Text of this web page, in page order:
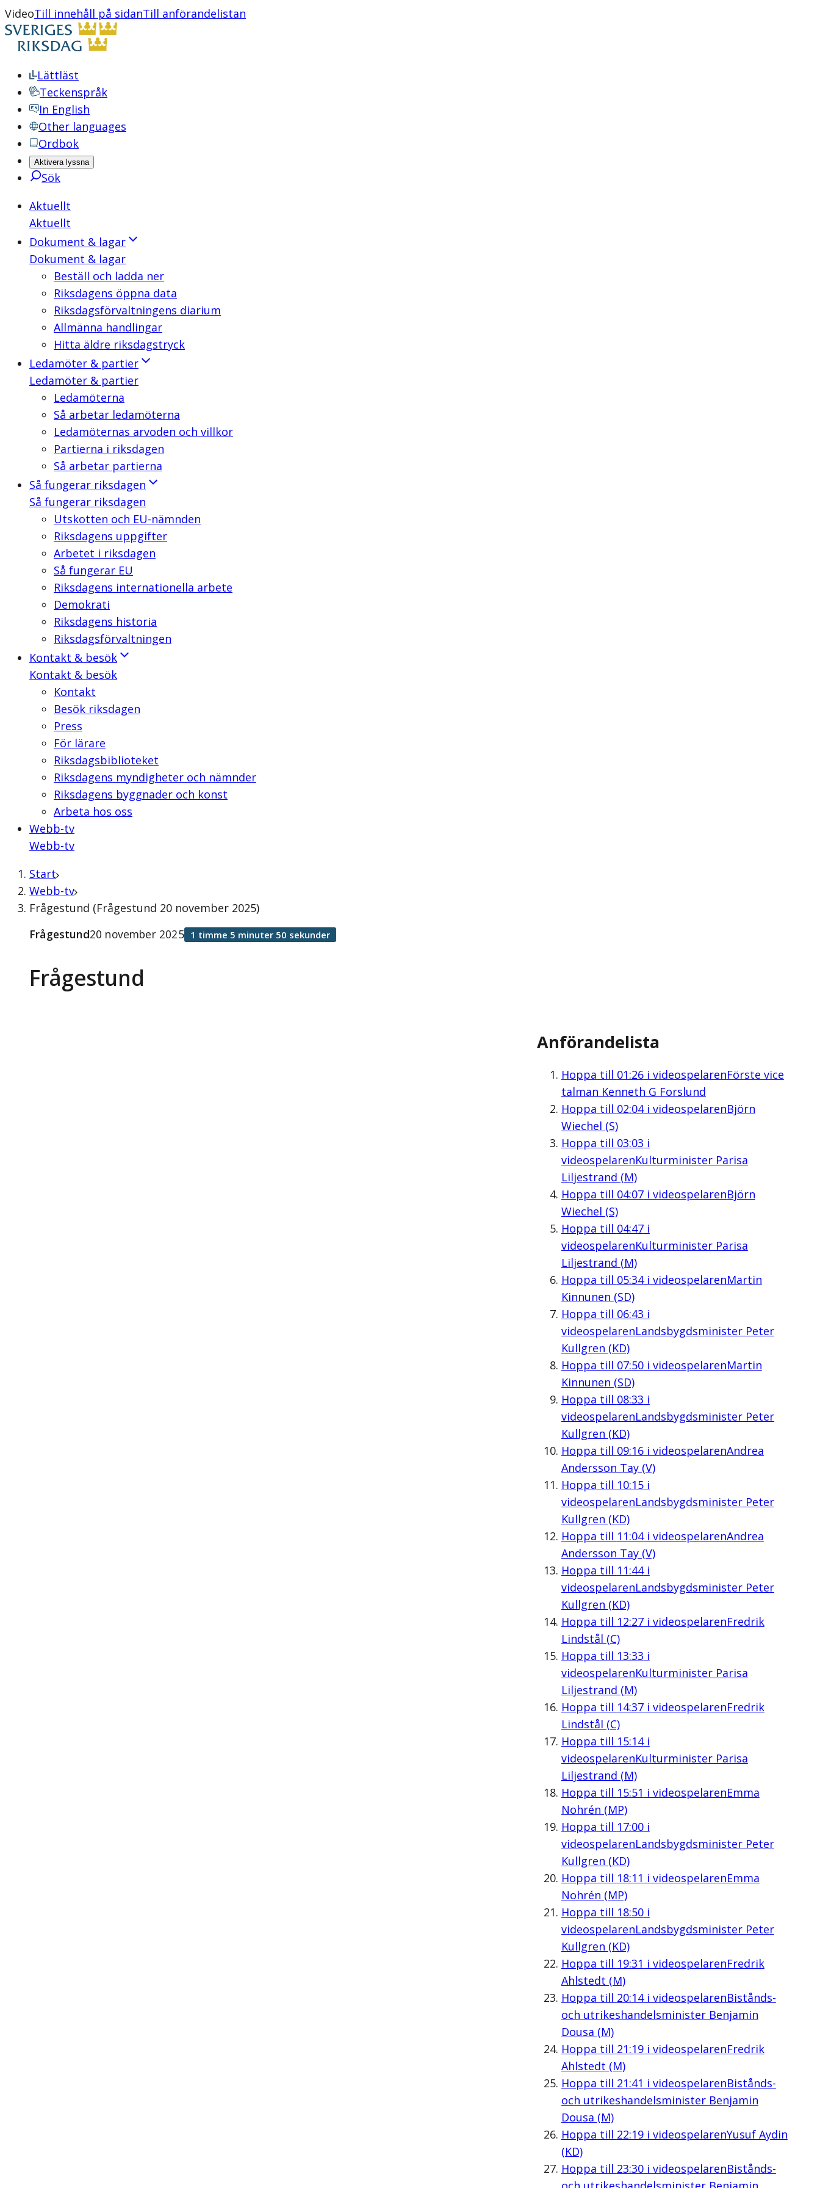
VideoTill innehåll på sidanTill anförandelistan
Lättläst
Teckenspråk
In English
Other languages
Ordbok
Aktivera lyssna
Sök
Aktuellt
Aktuellt
Dokument & lagar
Dokument & lagar
Beställ och ladda ner
Riksdagens öppna data
Riksdagsförvaltningens diarium
Allmänna handlingar
Hitta äldre riksdagstryck
Ledamöter & partier
Ledamöter & partier
Ledamöterna
Så arbetar ledamöterna
Ledamöternas arvoden och villkor
Partierna i riksdagen
Så arbetar partierna
Så fungerar riksdagen
Så fungerar riksdagen
Utskotten och EU-nämnden
Riksdagens uppgifter
Arbetet i riksdagen
Så fungerar EU
Riksdagens internationella arbete
Demokrati
Riksdagens historia
Riksdagsförvaltningen
Kontakt & besök
Kontakt & besök
Kontakt
Besök riksdagen
Press
För lärare
Riksdagsbiblioteket
Riksdagens myndigheter och nämnder
Riksdagens byggnader och konst
Arbeta hos oss
Webb-tv
Webb-tv
Start
Webb-tv
Frågestund (Frågestund 20 november 2025)
Frågestund
Frågestund20 november 2025 1 timme 5 minuter 50 sekunder
Anförandelista
Hoppa till 01:26i videospelarenFörste vice
talman Kenneth G Forslund
Hoppa till 02:04i videospelarenBjörn
Wiechel (S)
Hoppa till 03:03 i
videospelarenKulturminister Parisa
Liljestrand (M)
Hoppa till 04:07i videospelarenBjörn
Wiechel (S)
Hoppa till 04:47i
videospelarenKulturminister Parisa
Liljestrand (M)
Hoppa till 05:34i videospelarenMartin
Kinnunen (SD)
Hoppa till 06:43 i
videospelarenLandsbygdsminister Peter
Kullgren (KD)
Hoppa till 07:50i videospelarenMartin
Kinnunen (SD)
Hoppa till 08:33 i
videospelarenLandsbygdsminister Peter
Kullgren (KD)
Hoppa till 09:16i videospelarenAndrea
Andersson Tay (V)
Hoppa till 10:15i
videospelarenLandsbygdsminister Peter
Kullgren (KD)
Hoppa till 11:04i videospelarenAndrea
Andersson Tay (V)
Hoppa till 11:44i
videospelarenLandsbygdsminister Peter
Kullgren (KD)
Hoppa till 12:27i videospelarenFredrik
Lindstål (C)
Hoppa till 13:33 i
videospelarenKulturminister Parisa
Liljestrand (M)
Hoppa till 14:37i videospelarenFredrik
Lindstål (C)
Hoppa till 15:14i
videospelarenKulturminister Parisa
Liljestrand (M)
Hoppa till 15:51 i videospelarenEmma
Nohrén (MP)
Hoppa till 17:00i
videospelarenLandsbygdsminister Peter
Kullgren (KD)
Hoppa till 18:11 i videospelarenEmma
Nohrén (MP)
Hoppa till 18:50i
videospelarenLandsbygdsminister Peter
Kullgren (KD)
Hoppa till 19:31 i videospelarenFredrik
Ahlstedt (M)
Hoppa till 20:14i videospelarenBistånds-
och utrikeshandelsminister Benjamin
Dousa (M)
Hoppa till 21:19i videospelarenFredrik
Ahlstedt (M)
Hoppa till 21:41 i videospelarenBistånds-
och utrikeshandelsminister Benjamin
Dousa (M)
Hoppa till 22:19i videospelarenYusuf Aydin
(KD)
Hoppa till 23:30i videospelarenBistånds-